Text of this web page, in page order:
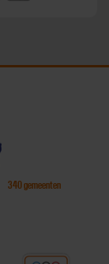
340 gemeenten